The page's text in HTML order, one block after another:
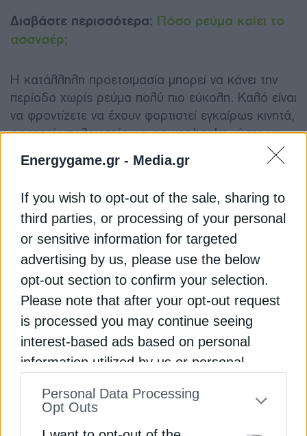
Energygame.gr - Media.gr
If you wish to opt-out of the sale, sharing to
third parties, or processing of your personal
or sensitive information for targeted
advertising by us, please use the below
opt-out section to confirm your selection.
Please note that after your opt-out request
is processed you may continue seeing
interest-based ads based on personal
information utilized by us or personal
to your opt-out. You may separately opt-out
Personal Data Processing
Opt Outs
Διαβάστε περισσότερα: Πόσο ρεύμα καίει το
ασανσέρ;
Η κατάλληλη προετοιμασία μπορεί να κάνει την
περίοδο χωρίς ρεύμα πολύ πιο εύκολη. Καλό είναι
να φροντίζετε να έχουν φορτιστεί εγκαίρως κινητά,
φορητοί υπολογιστές και power banks, ώστε να
παραμείνετε σε επικοινωνία. Συνιστάται επίσης να
αποσυνδέετε ευαίσθητες συσκευές -όπως
ορισμένες οικιακές συσκευές- για να
αποφευχθούν τυχόν ζημιές όταν επανέλθει το
ρεύμα. Τα ψυγεία και οι καταψύκτες πρέπει να
μένουν κλειστά ώστε να διατηρούνται τα τρόφιμα
όσο το δυνατόν περισσότερο.
Διαβάστε ακόμη
Πόσο ρεύμα καίει το μάτι της κουζίνας;
Πόσο ρεύμα καίει το σίδερο ρούχων;